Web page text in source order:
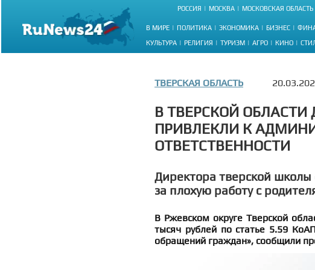
РОССИЯ МОСКВА МОСКОВСКАЯ ОБЛАСТЬ
В МИРЕ ПОЛИТИКА ЭКОНОМИКА БИЗНЕС
КУЛЬТУРА РЕЛИГИЯ ТУРИЗМ АГРО КИНО
ТВЕРСКАЯ ОБЛАСТЬ
В ТВЕРСКОЙ
ПРИВЛЕКЛИ К
ОТВЕТСТВЕННОСТИ
Директора тверской
за плохую работу с
В Ржевском округе Тверской
тысяч рублей по статье 5.59
обращений граждан», сообщили